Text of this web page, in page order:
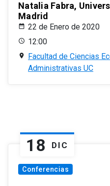
Natalia Fabra,
Madrid
22 de Enero de 2020
12:00
Facultad de Ciencias
Administrativas UC
18 DIC
Conferencias